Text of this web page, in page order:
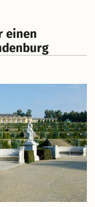
einen